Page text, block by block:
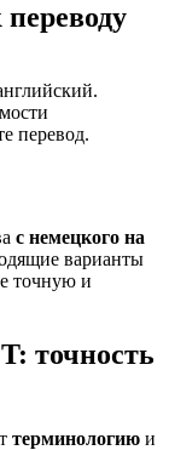
перевод.
с немецкого на
варианты
точную и
точность
терминологию и